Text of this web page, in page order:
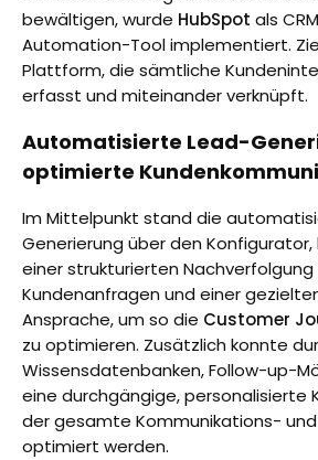
bewältigen, wurde HubSpot als
Automation-Tool implementiert.
Plattform, die sämtliche
erfasst und miteinander verknüpft.
Automatisierte Lead-
optimierte
Im Mittelpunkt stand die
Generierung über den
einer strukturierten Nachverfolgung
Kundenanfragen und einer
Ansprache, um so die Customer
zu optimieren. Zusätzlich konnte
Wissensdatenbanken, Follow-up-
eine durchgängige, personalisierte
der gesamte Kommunikations-
optimiert werden.